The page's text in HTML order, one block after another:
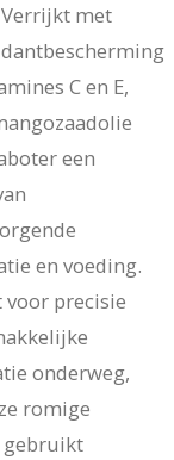
met
C en E,
een
en voeding.
voor precisie
onderweg,
romige
gebruikt